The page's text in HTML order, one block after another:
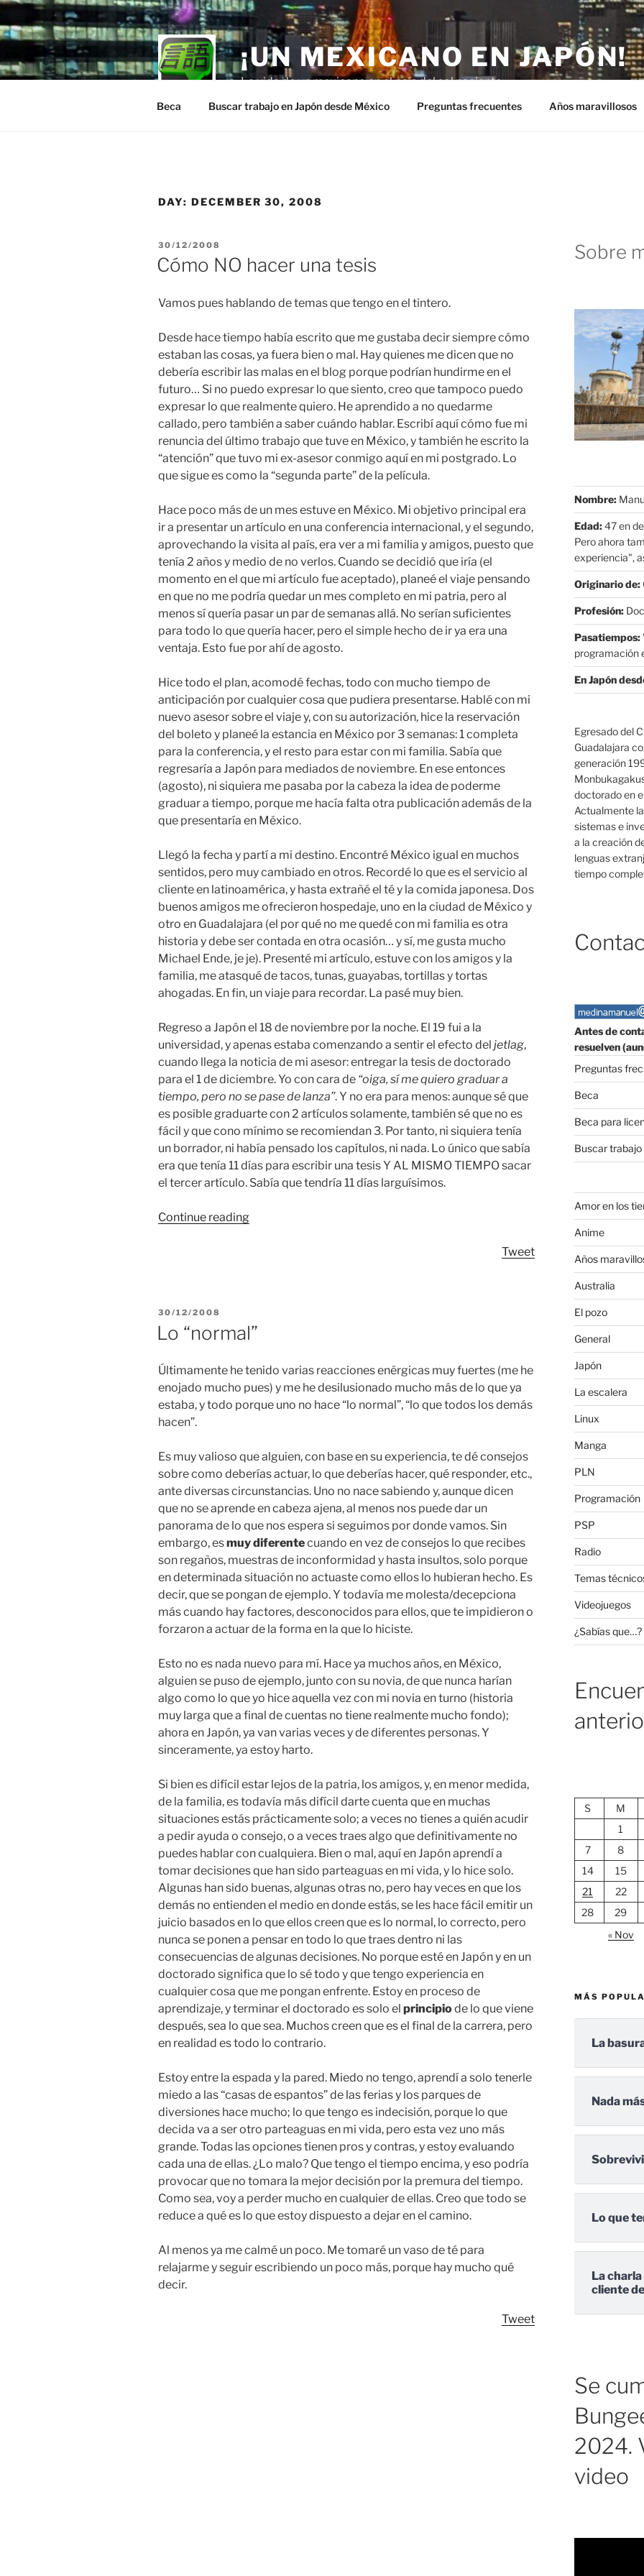
Skip
to
content
¡UN MEXICANO EN JAPÓN!
La vida de un mexicano en el país del sol naciente.
Beca Buscar trabajo en Japón desde México Preguntas frecuentes Años maravillosos
DAY: DECEMBER 30, 2008
POSTED
ON
30/12/2008
Cómo NO hacer una tesis
Vamos pues hablando de temas que tengo en el tintero.
Desde hace tiempo había escrito que me gustaba decir siempre cómo
estaban las cosas, ya fuera bien o mal. Hay quienes me dicen que no
debería escribir las malas en el blog porque podrían hundirme en el
futuro… Si no puedo expresar lo que siento, creo que tampoco puedo
expresar lo que realmente quiero. He aprendido a no quedarme
callado, pero también a saber cuándo hablar. Escribí aquí cómo fue mi
renuncia del último trabajo que tuve en México, y también he escrito la
“atención” que tuvo mi ex-asesor conmigo aquí en mi postgrado. Lo
que sigue es como la “segunda parte” de la película.
Hace poco más de un mes estuve en México. Mi objetivo principal era
ir a presentar un artículo en una conferencia internacional, y el segundo,
aprovechando la visita al país, era ver a mi familia y amigos, puesto que
tenía 2 años y medio de no verlos. Cuando se decidió que iría (el
momento en el que mi artículo fue aceptado), planeé el viaje pensando
en que no me podría quedar un mes completo en mi patria, pero al
menos sí quería pasar un par de semanas allá. No serían suficientes
para todo lo que quería hacer, pero el simple hecho de ir ya era una
ventaja. Esto fue por ahí de agosto.
Hice todo el plan, acomodé fechas, todo con mucho tiempo de
anticipación por cualquier cosa que pudiera presentarse. Hablé con mi
nuevo asesor sobre el viaje y, con su autorización, hice la reservación
del boleto y planeé la estancia en México por 3 semanas: 1 completa
para la conferencia, y el resto para estar con mi familia. Sabía que
regresaría a Japón para mediados de noviembre. En ese entonces
(agosto), ni siquiera me pasaba por la cabeza la idea de poderme
graduar a tiempo, porque me hacía falta otra publicación además de la
que presentaría en México.
Llegó la fecha y partí a mi destino. Encontré México igual en muchos
sentidos, pero muy cambiado en otros. Recordé lo que es el servicio al
cliente en latinoamérica, y hasta extrañé el té y la comida japonesa. Dos
buenos amigos me ofrecieron hospedaje, uno en la ciudad de México y
otro en Guadalajara (el por qué no me quedé con mi familia es otra
historia y debe ser contada en otra ocasión… y sí, me gusta mucho
Michael Ende, je je). Presenté mi artículo, estuve con los amigos y la
familia, me atasqué de tacos, tunas, guayabas, tortillas y tortas
ahogadas. En fin, un viaje para recordar. La pasé muy bien.
Regreso a Japón el 18 de noviembre por la noche. El 19 fui a la
universidad, y apenas estaba comenzando a sentir el efecto del jetlag,
cuando llega la noticia de mi asesor: entregar la tesis de doctorado
para el 1 de diciembre. Yo con cara de “oiga, sí me quiero graduar a
tiempo, pero no se pase de lanza”. Y no era para menos: aunque sé que
es posible graduarte con 2 artículos solamente, también sé que no es
fácil y que cono mínimo se recomiendan 3. Por tanto, ni siquiera tenía
un borrador, ni había pensado los capítulos, ni nada. Lo único que sabía
era que tenía 11 días para escribir una tesis Y AL MISMO TIEMPO sacar
el tercer artículo. Sabía que tendría 11 días larguísimos.
Continue reading“Cómo
Tweet
POSTED
30/12/2008
Lo “normal”
Últimamente he tenido varias reacciones enérgicas muy fuertes (me he
enojado mucho pues) y me he desilusionado mucho más de lo que ya
estaba, y todo porque uno no hace “lo normal”, “lo que todos los demás
hacen”.
Es muy valioso que alguien, con base en su experiencia, te dé consejos
sobre como deberías actuar, lo que deberías hacer, qué responder, etc.,
ante diversas circunstancias. Uno no nace sabiendo y, aunque dicen
que no se aprende en cabeza ajena, al menos nos puede dar un
panorama de lo que nos espera si seguimos por donde vamos. Sin
embargo, esmuy diferentecuando en vez de consejos lo que recibes
son regaños, muestras de inconformidad y hasta insultos, solo porque
en determinada situación no actuaste como ellos lo hubieran hecho. Es
decir, que se pongan de ejemplo. Y todavía me molesta/decepciona
más cuando hay factores, desconocidos para ellos, que te impidieron o
forzaron a actuar de la forma en la que lo hiciste.
Esto no es nada nuevo para mí. Hace ya muchos años, en México,
alguien se puso de ejemplo, junto con su novia, de que nunca harían
algo como lo que yo hice aquella vez con mi novia en turno (historia
muy larga que a final de cuentas no tiene realmente mucho fondo);
ahora en Japón, ya van varias veces y de diferentes personas. Y
sinceramente, ya estoy harto.
Si bien es difícil estar lejos de la patria, los amigos, y, en menor medida,
de la familia, es todavía más difícil darte cuenta que en muchas
situaciones estás prácticamente solo; a veces no tienes a quién acudir
a pedir ayuda o consejo, o a veces traes algo que definitivamente no
puedes hablar con cualquiera. Bien o mal, aquí en Japón aprendí a
tomar decisiones que han sido parteaguas en mi vida, y lo hice solo.
Algunas han sido buenas, algunas otras no, pero hay veces en que los
demás no entienden el medio en donde estás, se les hace fácil emitir un
juicio basados en lo que ellos creen que es lo normal, lo correcto, pero
nunca se ponen a pensar en todo lo que traes dentro ni las
consecuencias de algunas decisiones. No porque esté en Japón y en un
doctorado significa que lo sé todo y que tengo experiencia en
cualquier cosa que me pongan enfrente. Estoy en proceso de
aprendizaje, y terminar el doctorado es solo el principiode lo que viene
después, sea lo que sea. Muchos creen que es el final de la carrera, pero
en realidad es todo lo contrario.
Estoy entre la espada y la pared. Miedo no tengo, aprendí a solo tenerle
miedo a las “casas de espantos” de las ferias y los parques de
diversiones hace mucho; lo que tengo es indecisión, porque lo que
decida va a ser otro parteaguas en mi vida, pero esta vez uno más
grande. Todas las opciones tienen pros y contras, y estoy evaluando
cada una de ellas. ¿Lo malo? Que tengo el tiempo encima, y eso podría
provocar que no tomara la mejor decisión por la premura del tiempo.
Como sea, voy a perder mucho en cualquier de ellas. Creo que todo se
reduce a qué es lo que estoy dispuesto a dejar en el camino.
Al menos ya me calmé un poco. Me tomaré un vaso de té para
relajarme y seguir escribiendo un poco más, porque hay mucho qué
decir.
Tweet
Sobre
Nombre:
Edad:47 en
Pero ahora
experiencia",
Originario de:
Profesión:
Pasatiempos:
programación
En Japón
Egresado del
Guadalajara
generación
doctorado en
Actualmente
sistemas e
a la creación
lenguas
tiempo
Antes de
resuelven
Preguntas
Beca
Beca para
Buscar
Amor en los
Anime
Años
Australia
El pozo
General
Japón
La escalera
Linux
Manga
PLN
Programación
PSP
Radio
Temas
Videojuegos
¿Sabías que…?
S
M
1
7
8
14
15
21
22
28
29
« Nov
MÁS
La
Nada
Lo que
La
cliente
Se
2024.
video